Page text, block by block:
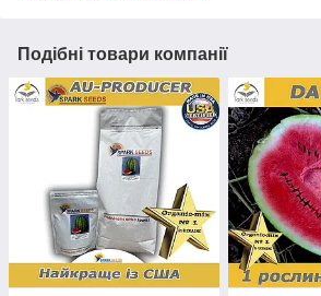
Подібні товари компанії